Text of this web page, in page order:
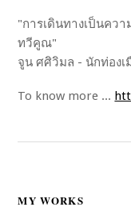
"การเดินทางเป็นคว
ทวีคูณ"
จูน ศศิวิมล - นักท่องเ
To know more ...
MY WORKS